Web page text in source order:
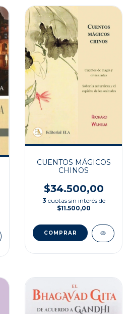
CUENTOS MÁGICOS
CHINOS
$34.500,00
3 cuotas sin interés de
$11.500,00